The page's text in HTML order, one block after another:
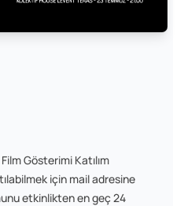
Gösterimi Katılım
için mail adresine
etkinlikten en geç 24